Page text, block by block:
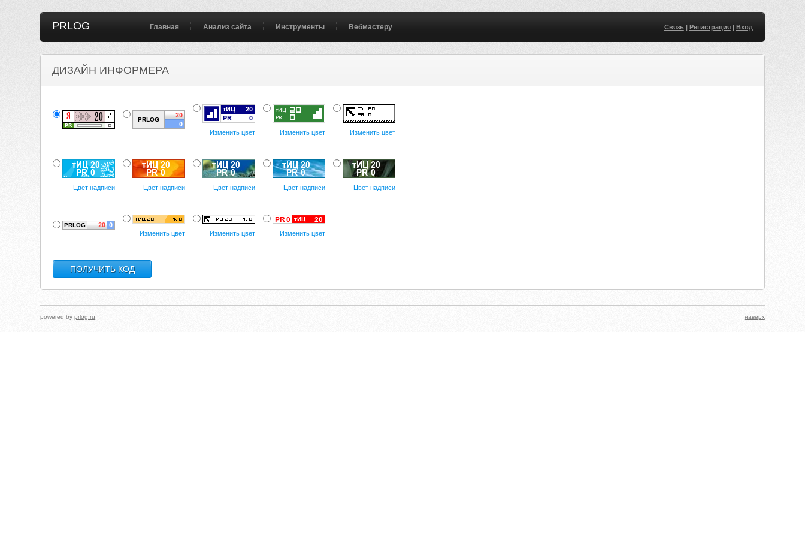
PRLOG Главная Анализ сайта Инструменты Вебмастеру Связь| Регистрация| Вход
ДИЗАЙН ИНФОРМЕРА
Изменить цвет Изменить цвет Изменить цвет
Цвет надписи Цвет надписи Цвет надписи Цвет надписи Цвет надписи
Изменить цвет Изменить цвет Изменить цвет
powered byprlog.ru наверх